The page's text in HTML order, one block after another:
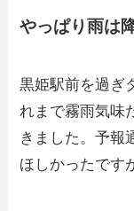
やっぱり雨は
黒姫駅前を過ぎ
れまで霧雨気味
きました。予報
ほしかったです